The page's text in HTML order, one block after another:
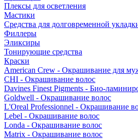
Плексы для осветления
Мастики
Средства для долговременной
Филлеры
Эликсиры
Тонирующие средства
Краски
American Crew - Окрашивание для
CHI - Окрашивание волос
Davines Finest Pigments - Био-
Goldwell - Окрашивание волос
L'Oreal Professionnel - Окрашивание
Lebel - Окрашивание волос
Londa - Окрашивание волос
Matrix - Окрашивание волос